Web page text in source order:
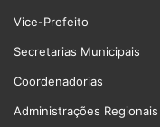
Vice-Prefeito
Secretarias Municipais
Coordenadorias
Administrações Regionais